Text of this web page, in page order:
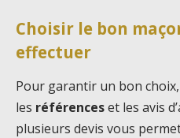
Choisir le bon
effectuer
Pour garantir un bon
les référenceset les avis
plusieurs devis vous